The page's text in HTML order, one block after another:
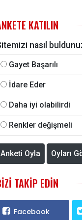
KATILIN
nasıl
Gayet Başarılı
İdare Eder
Daha iyi olabilirdi
Renkler değişmeli
Anketi Oyla Oyları
TAKIP EDIN
Facebook